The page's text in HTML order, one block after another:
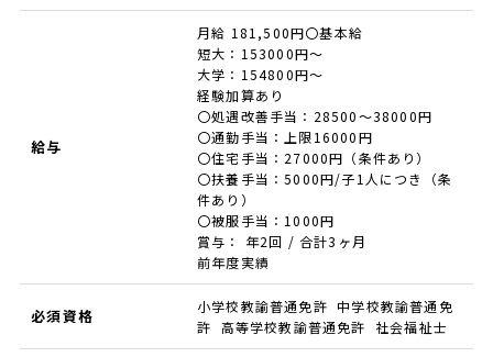
給与
月給 181,500円〇基本給
短大：153000円～
大学：154800円～
経験加算あり
〇処遇改善手当：28500～38000円
〇通勤手当：上限16000円
〇住宅手当：27000円（条件あり）
〇扶養手当：5000円/子1人につき（条
件あり）
〇被服手当：1000円
賞与： 年2回 / 合計3ヶ月
前年度実績
必須資格
小学校教諭普通免許 中学校教諭普通免
許 高等学校教諭普通免許 社会福祉士